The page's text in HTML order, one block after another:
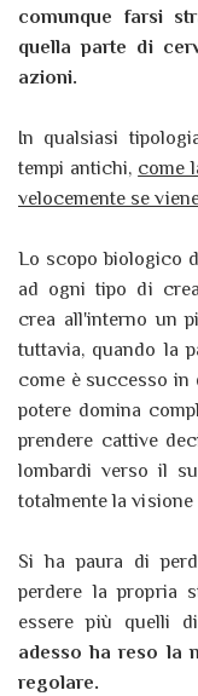
comunque farsi
quella parte di
azioni.
In qualsiasi
tempi antichi, come
velocemente se
Lo scopo biologico
ad ogni tipo di
crea all'interno un
tuttavia, quando la
come è successo in
potere domina
prendere cattive
lombardi verso il
totalmente la visione
Si ha paura di
perdere la propria
essere più quelli
adesso ha reso la
regolare.